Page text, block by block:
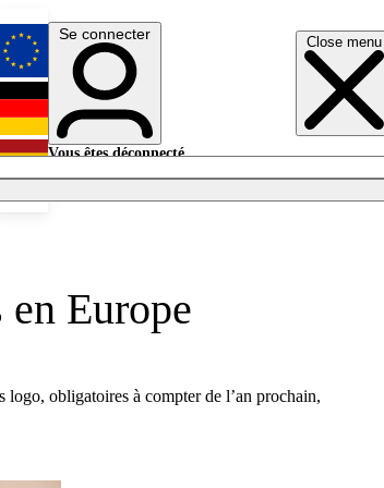
Close menu
English
Deutsch
Se connecter
Vous êtes déconnecté.
Europe
logo, obligatoires à compter de l’an prochain,